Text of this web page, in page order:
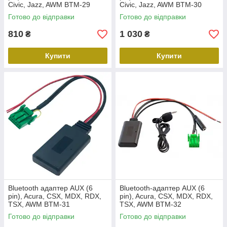
Civic, Jazz, AWM BTM-29
Готово до відправки
810 ₴
Купити
Civic, Jazz, AWM BTM-30
Готово до відправки
1 030 ₴
Купити
Bluetooth адаптер AUX (6
pin), Acura, CSX, MDX, RDX,
TSX, AWM BTM-31
Готово до відправки
Bluetooth-адаптер AUX (6
pin), Acura, CSX, MDX, RDX,
TSX, AWM BTM-32
Готово до відправки